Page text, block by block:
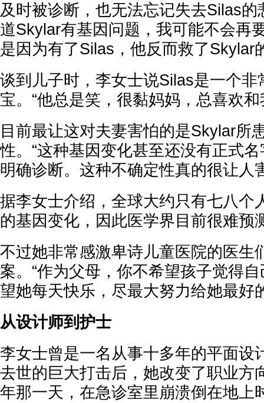
及时被诊断，也无法忘记失去Silas的
道Skylar有基因问题，我可能不会再
是因为有了Silas，他反而救了Skylar
谈到儿子时，李女士说Silas是一个非
宝。“他总是笑，很黏妈妈，总喜欢和
目前最让这对夫妻害怕的是Skylar所
性。“这种基因变化甚至还没有正式
明确诊断。这种不确定性真的很让人
据李女士介绍，全球大约只有七八个
的基因变化，因此医学界目前很难预
不过她非常感激卑诗儿童医院的医生
案。“作为父母，你不希望孩子觉得
望她每天快乐，尽最大努力给她最好
从设计师到护士
李女士曾是一名从事十多年的平面设
去世的巨大打击后，她改变了职业方
年那一天，在急诊室里崩溃倒在地上